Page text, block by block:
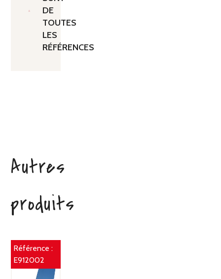
DE
TOUTES
LES
RÉFÉRENCES
Autres
produits
Référence :
E912002